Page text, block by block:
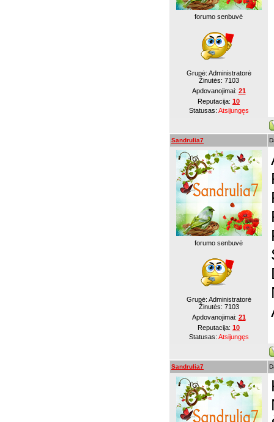
forumo senbuvė
Grupė: Administratorė
Žinutės: 7103
Apdovanojimai: 21
Reputacija: 10
Statusas: Atsijungęs
Sandrulia7
forumo senbuvė
Grupė: Administratorė
Žinutės: 7103
Apdovanojimai: 21
Reputacija: 10
Statusas: Atsijungęs
Sandrulia7